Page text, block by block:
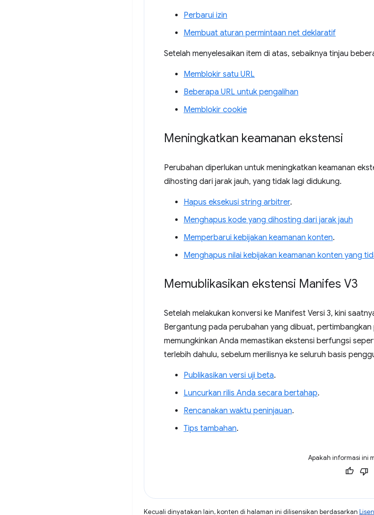
Perbarui izin
Membuat aturan permintaan net deklaratif
Setelah menyelesaikan item di atas, sebaiknya tinjau
Memblokir satu URL
Beberapa URL untuk pengalihan
Memblokir cookie
Meningkatkan keamanan ekstensi
Perubahan diperlukan untuk meningkatkan keamanan
dihosting dari jarak jauh, yang tidak lagi didukung.
Hapus eksekusi string arbitrer.
Menghapus kode yang dihosting dari jarak jauh
Memperbarui kebijakan keamanan konten.
Menghapus nilai kebijakan keamanan konten yang
Memublikasikan ekstensi Manifes V3
Setelah melakukan konversi ke Manifest Versi 3, kini
Bergantung pada perubahan yang dibuat,
memungkinkan Anda memastikan ekstensi berfungsi
terlebih dahulu, sebelum merilisnya ke seluruh basis
Publikasikan versi uji beta.
Luncurkan rilis Anda secara bertahap.
Rencanakan waktu peninjauan.
Tips tambahan.
Apakah informasi ini
Kecuali dinyatakan lain, konten di halaman ini dilisensikan berdasarkan